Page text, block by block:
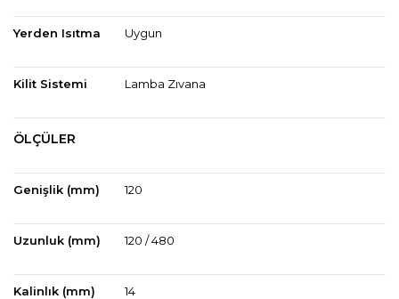
Yerden Isıtma Uygun
Kilit Sistemi Lamba Zıvana
ÖLÇÜLER
Genişlik (mm) 120
Uzunluk (mm) 120 / 480
Kalinlık (mm) 14